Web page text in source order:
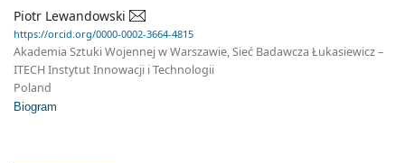
Piotr Lewandowski
https://orcid.org/0000-0002-3664-4815
Akademia Sztuki Wojennej w Warszawie, Sieć Badawcza Łukasiewicz –
ITECH Instytut Innowacji i Technologii
Poland
Biogram